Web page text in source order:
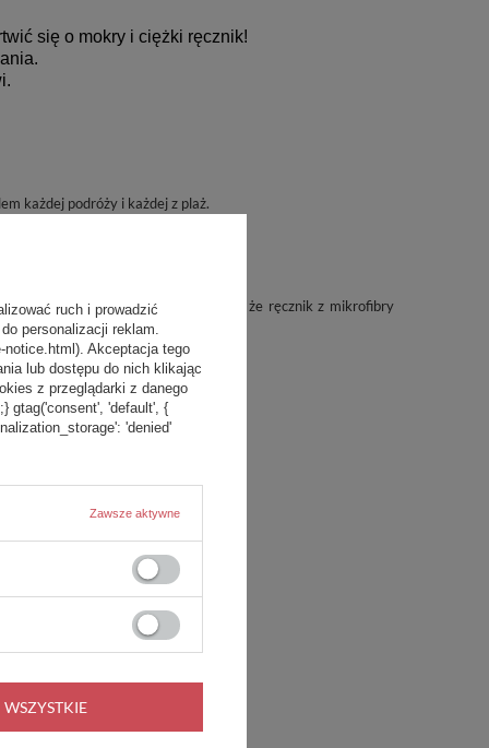
się o mokry i ciężki ręcznik!
każdej podróży i każdej z plaż.
bawełniane frotte. Oznacza to, że ręcznik z mikrofibry
czy plażę.
g wody
kartonowe (papier kraftliner)
ruch i prowadzić
personalizacji reklam.
Akceptacja tego
lub dostępu do nich klikając
z przeglądarki z danego
gtag('consent', 'default', {
'denied'
Zawsze aktywne